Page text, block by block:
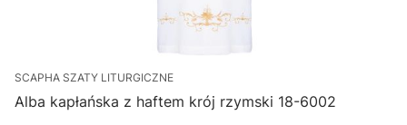
SCAPHA SZATY LITURGICZNE
Alba kapłańska z haftem krój rzymski 18-6002